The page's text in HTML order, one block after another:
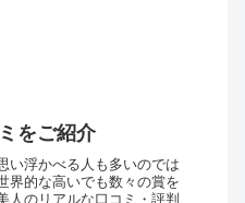
をご紹介
い浮かべる人も多いのでは
界的な高いでも数々の賞を
人のリアルな口コミ・評判